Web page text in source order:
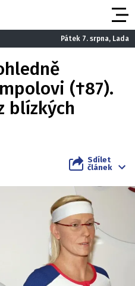
Pátek 7. srpna, Lada
(†87).
blízkých
Sdílet
článek